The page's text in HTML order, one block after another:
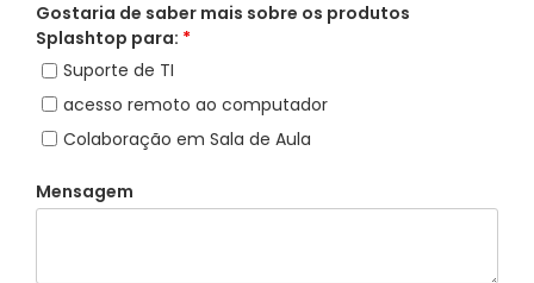
Gostaria de saber mais sobre os produtos
Splashtop para: *
Suporte de TI
acesso remoto ao computador
Colaboração em Sala de Aula
Mensagem